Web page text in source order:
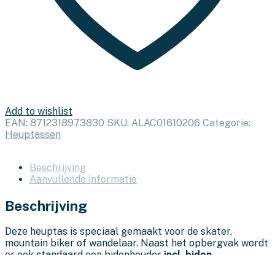
Add to wishlist
EAN: 8712318973830 SKU: ALAC01610206 Categorie:
Heuptassen
Beschrijving
Aanvullende informatie
Beschrijving
Deze heuptas is speciaal gemaakt voor de skater,
mountain biker of wandelaar. Naast het opbergvak wordt